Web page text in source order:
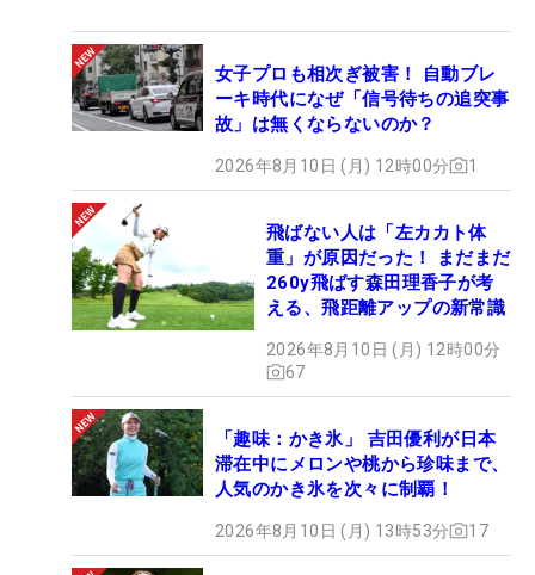
女子プロも相次ぎ被害！ 自動ブレ
ーキ時代になぜ「信号待ちの追突事
故」は無くならないのか？
2026年8月10日 (月) 12時00分 1
飛ばない人は「左カカト体
重」が原因だった！ まだまだ
260y飛ばす森田理香子が考
える、飛距離アップの新常識
2026年8月10日 (月) 12時00分
67
「趣味：かき氷」 吉田優利が日本
滞在中にメロンや桃から珍味まで、
人気のかき氷を次々に制覇！
2026年8月10日 (月) 13時53分 17